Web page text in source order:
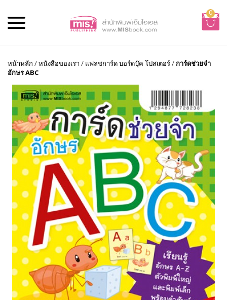
0
หน้าหลัก /หนังสือของเรา / แฟลชการ์ด บอร์ดบุ๊ค โปสเตอร์/การ์ดช่วยจำ
อักษร ABC